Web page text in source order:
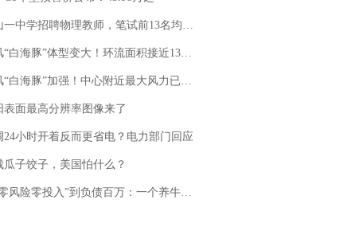
招聘物理教师，笔试前13名均遭淘汰？教育局：已叫停招聘，成立调查组全面核查
白海豚”体型变大！环流面积接近13个浙江那么大
白海豚”加强！中心附近最大风力已达15级 最新研判
表面最高分辨率图像来了
24小时开着反而更省电？电力部门回应
瓜子饺子，美国怕什么？
零投入”到负债百万：一个养牛项目崩盘后，谁该为农户的贷款买单丨红星调查